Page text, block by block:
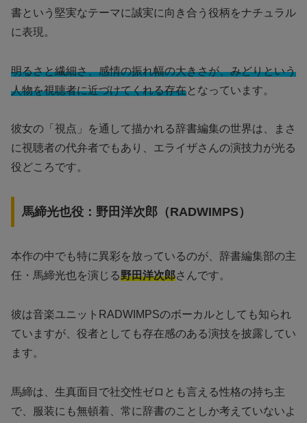
書という堅実なテーマに誠実に向き合う役柄をナチュラル
に表現。
明るさと繊細さ、感情の振れ幅の大きさが、みどりという
人物を視聴者に近づけてくれる存在となっています。
彼女の「視点」を通して描かれる辞書編集の世界は、まさ
に視聴者の代弁者でもあり、エライザさんの演技力が光る
役どころです。
馬締光也役：野田洋次郎（RADWIMPS）
本作の中でも特に異彩を放っているのが、辞書編集部の主
任・馬締光也を演じる野田洋次郎さんです。
彼は音楽ユニットRADWIMPSのボーカルとしても知られ
ていますが、役者としても存在感のある演技を披露してい
ます。
馬締は、生真面目で社交性ゼロとも言える性格の持ち主
で、服装にも無頓着、常に辞書のことしか考えていないよ